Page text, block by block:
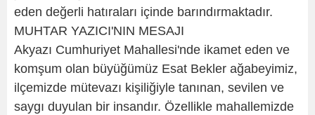
eden değerli hatıraları içinde barındırmaktadır.
MUHTAR YAZICI'NIN MESAJI
Akyazı Cumhuriyet Mahallesi'nde ikamet eden ve
komşum olan büyüğümüz Esat Bekler ağabeyimiz,
ilçemizde mütevazı kişiliğiyle tanınan, sevilen ve
saygı duyulan bir insandır. Özellikle mahallemizde